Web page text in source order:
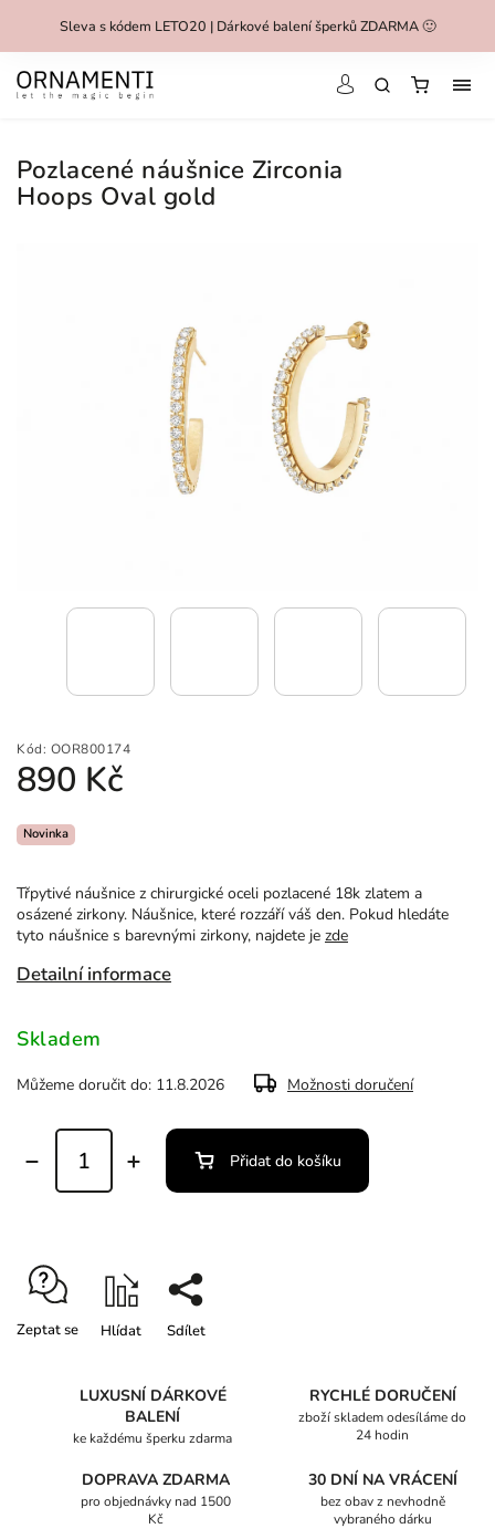
Sleva s kódem LETO20 | Dárkové balení šperků ZDARMA 🙂
Pozlacené náušnice Zirconia
Hoops Oval gold
Kód: OOR800174
890 Kč
Třpytivé náušnice z chirurgické oceli pozlacené 18k zlatem a
osázené zirkony. Náušnice, které rozzáří váš den. Pokud hledáte
tyto náušnice s barevnými zirkony, najdete je zde
Detailní informace
Novinka
Skladem
Můžeme doručit do: 11.8.2026 Možnosti doručení
Přidat do košíku
Zeptat se Hlídat Sdílet
LUXUSNÍ DÁRKOVÉ
BALENÍ
ke každému šperku zdarma
RYCHLÉ DORUČENÍ
zboží skladem odesíláme do
24 hodin
DOPRAVA ZDARMA
pro objednávky nad 1500
Kč
30 DNÍ NA VRÁCENÍ
bez obav z nevhodně
vybraného dárku